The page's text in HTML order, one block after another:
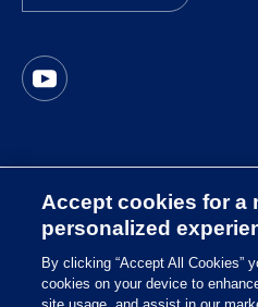
Cookie Richtlinie
Impressum
Accept cookies for a
personalized
By clicking “Accept All Cookies”
cookies on your device to